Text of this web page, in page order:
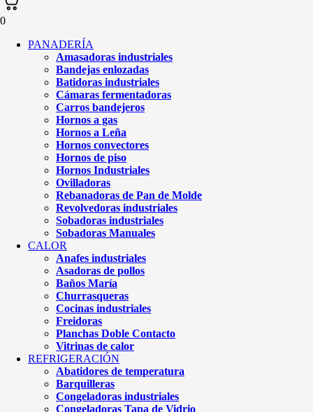
0
PANADERÍA
Amasadoras industriales
Bandejas enlozadas
Batidoras industriales
Cámaras fermentadoras
Carros bandejeros
Hornos a gas
Hornos a Leña
Hornos convectores
Hornos de piso
Hornos Industriales
Ovilladoras
Rebanadoras de Pan de Molde
Revolvedoras industriales
Sobadoras industriales
Sobadoras Manuales
CALOR
Anafes industriales
Asadoras de pollos
Baños María
Churrasqueras
Cocinas industriales
Freidoras
Planchas Doble Contacto
Vitrinas de calor
REFRIGERACIÓN
Abatidores de temperatura
Barquilleras
Congeladoras industriales
Congeladoras Tapa de Vidrio